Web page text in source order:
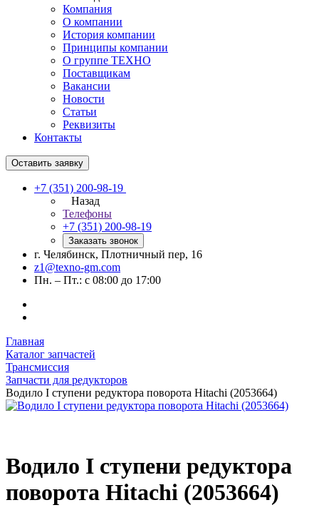
Компания
О компании
История компании
Принципы компании
О группе ТЕХНО
Поставщикам
Вакансии
Новости
Статьи
Реквизиты
Контакты
Оставить заявку
+7 (351) 200-98-19
Назад
Телефоны
+7 (351) 200-98-19
Заказать звонок
г. Челябинск, Плотничный пер, 16
z1@texno-gm.com
Пн. – Пт.: с 08:00 до 17:00
Главная
Каталог запчастей
Трансмиссия
Запчасти для редукторов
Водило I ступени редуктора поворота Hitachi (2053664)
Водило I ступени редуктора
поворота Hitachi (2053664)